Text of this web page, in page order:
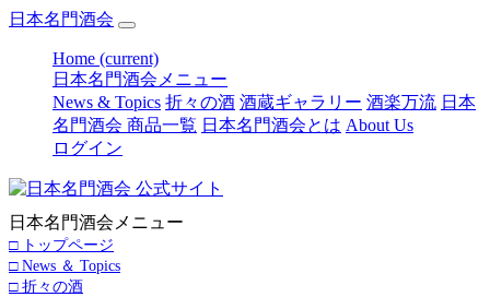
日本名門酒会
Home (current)
日本名門酒会メニュー
News & Topics 折々の酒 酒蔵ギャラリー 酒楽万流 日本
名門酒会 商品一覧 日本名門酒会とは About Us
ログイン
日本名門酒会メニュー
□ トップページ
□ News ＆ Topics
□ 折々の酒